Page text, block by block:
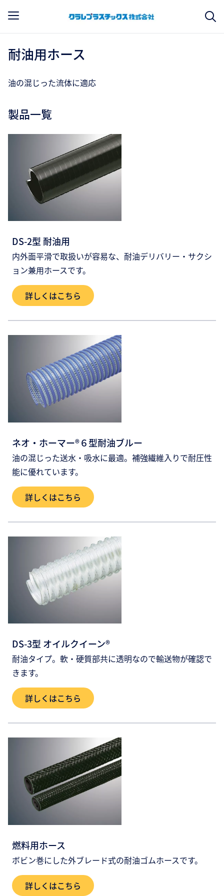
耐油用ホース
油の混じった流体に適応
製品一覧
DS-2型 耐油用
内外面平滑で取扱いが容易な、耐油デリバリー・サクシ
ョン兼用ホースです。
詳しくはこちら
ネオ・ホーマー®６型耐油ブルー
油の混じった送水・吸水に最適。補強繊維入りで耐圧性
能に優れています。
詳しくはこちら
DS-3型 オイルクイーン®
耐油タイプ。軟・硬質部共に透明なので輸送物が確認で
きます。
詳しくはこちら
燃料用ホース
ボビン巻にした外ブレード式の耐油ゴムホースです。
詳しくはこちら